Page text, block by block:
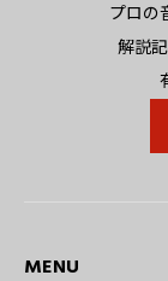
プロの
解説
MENU